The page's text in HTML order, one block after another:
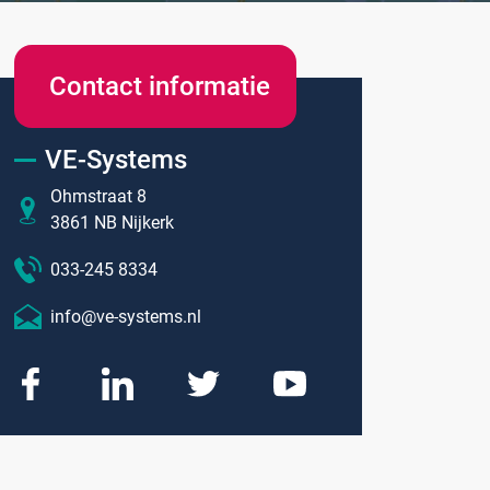
Contact informatie
VE-Systems
Ohmstraat 8
3861 NB Nijkerk
033-245 8334
info@ve-systems.nl
Onze merken
Hammerlit
Septodry
Zarges
AP Medical
BINBIN
Over VE-Systems